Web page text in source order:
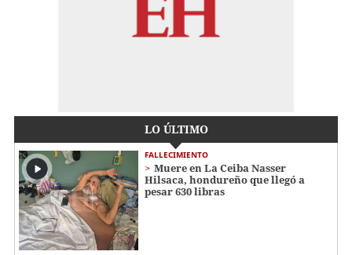
LO ÚLTIMO
FALLECIMIENTO
Muere en La Ceiba Nasser
Hilsaca, hondureño que llegó a
pesar 630 libras